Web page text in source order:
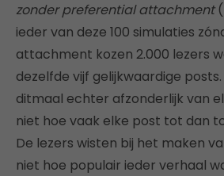
zonder preferential attachment
ieder van deze 100 simulaties
attachment kozen 2.000 lezers
dezelfde vijf gelijkwaardige
ditmaal echter afzonderlijk van
niet hoe vaak elke post tot dan
De lezers wisten bij het maken
niet hoe populair ieder verhaal